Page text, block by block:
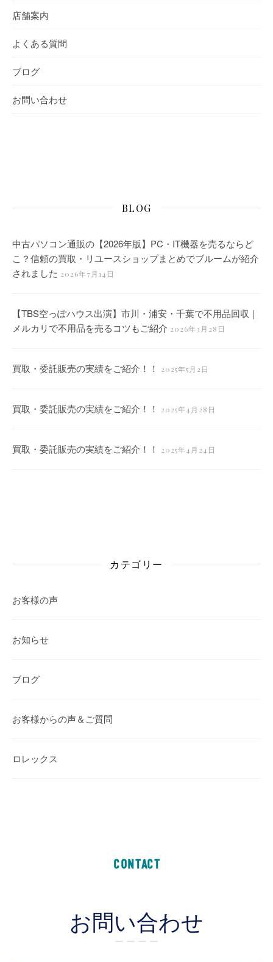
店舗案内
よくある質問
ブログ
お問い合わせ
BLOG
中古パソコン通販の【2026年版】PC・IT機器を売るならど
こ？信頼の買取・リユースショップまとめでブルームが紹介
されました 2026年7月14日
【TBS空っぽハウス出演】市川・浦安・千葉で不用品回収｜
メルカリで不用品を売るコツもご紹介 2026年3月28日
買取・委託販売の実績をご紹介！！ 2025年5月2日
買取・委託販売の実績をご紹介！！ 2025年4月28日
買取・委託販売の実績をご紹介！！ 2025年4月24日
カテゴリー
お客様の声
お知らせ
ブログ
お客様からの声＆ご質問
ロレックス
CONTACT
お問い合わせ
ー ー ー ー